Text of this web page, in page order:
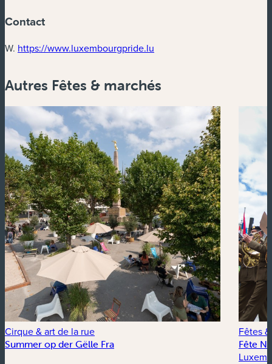
Contact
W. https://www.luxembourgpride.lu
Autres Fêtes & marchés
Cirque & art de la rue
Summer op der Gëlle Fra
Fêtes
Fête